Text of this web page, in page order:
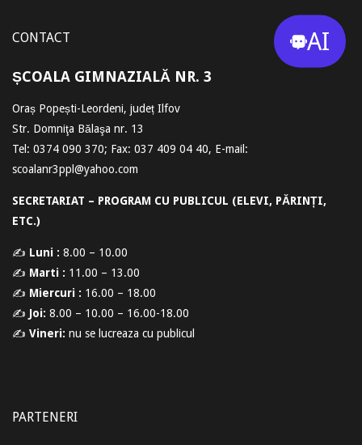
CONTACT
ȘCOALA GIMNAZIALĂ NR. 3
Oraș Popești-Leordeni, județ Ilfov
Str. Domniţa Bălaşa nr. 13
Tel: 0374 090 370; Fax: 037 409 04 40, E-mail:
scoalanr3ppl@yahoo.com
SECRETARIAT – PROGRAM CU PUBLICUL (ELEVI, PĂRINȚI,
ETC.)
✍ Luni : 8.00 – 10.00
✍ Marti : 11.00 – 13.00
✍ Miercuri : 16.00 – 18.00
✍ Joi: 8.00 – 10.00 – 16.00-18.00
✍ Vineri: nu se lucreaza cu publicul
PARTENERI
AI